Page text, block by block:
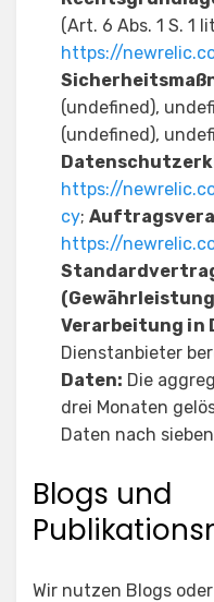
(Art. 6 Abs. 1 S. 1
https://
(undefined),
(undefined),
https://
cy;
https://
Verarbeitung in
Dienstanbieter
Daten: Die
drei Monaten
Daten nach
Blogs und
Wir nutzen Blogs